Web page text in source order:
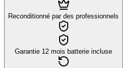
Reconditionné par des professionnels
Garantie 12 mois batterie incluse